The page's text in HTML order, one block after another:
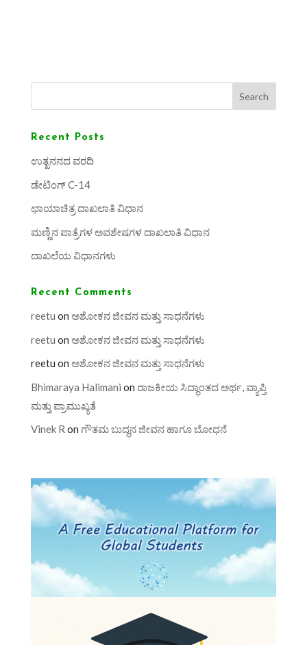
Search
Recent Posts
ಉತ್ಖನನದ ವರದಿ
ಡೇಟಿಂಗ್ C-14
ಛಾಯಾಚಿತ್ರ ದಾಖಲಾತಿ ವಿಧಾನ
ಮಣ್ಣಿನ ಪಾತ್ರೆಗಳ ಅವಶೇಷಗಳ ದಾಖಲಾತಿ ವಿಧಾನ
ದಾಖಲೆಯ ವಿಧಾನಗಳು
Recent Comments
reetu on ಅಶೋಕನ ಜೀವನ ಮತ್ತು ಸಾಧನೆಗಳು
reetu on ಅಶೋಕನ ಜೀವನ ಮತ್ತು ಸಾಧನೆಗಳು
reetu on ಅಶೋಕನ ಜೀವನ ಮತ್ತು ಸಾಧನೆಗಳು
Bhimaraya Halimani on ರಾಜಕೀಯ ಸಿದ್ಧಾಂತದ ಅರ್ಥ, ವ್ಯಾಪ್ತಿ
ಮತ್ತು ಪ್ರಾಮುಖ್ಯತೆ
Vinek R on ಗೌತಮ ಬುದ್ಧನ ಜೀವನ ಹಾಗೂ ಬೋಧನೆ